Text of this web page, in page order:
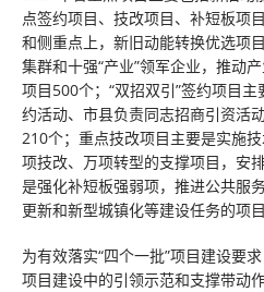
点签约项目、技改项目、补短板项
和侧重点上，新旧动能转换优选项
集群和十强“产业”领军企业，推动
项目500个；“双招双引”签约项目
约活动、市县负责同志招商引资活
210个；重点技改项目主要是实施
项技改、万项转型的支撑项目，安
是强化补短板强弱项，推进公共服
更新和新型城镇化等建设任务的项
为有效落实“四个一批”项目建设要
项目建设中的引领示范和支撑带动